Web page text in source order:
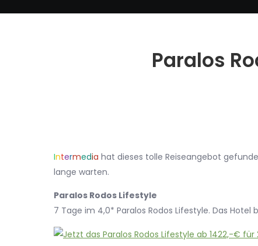
Paralos
Intermedia hat dieses tolle Reiseangebot
lange warten.
Paralos Rodos Lifestyle
7 Tage im 4,0* Paralos Rodos Lifestyle. Das Hotel